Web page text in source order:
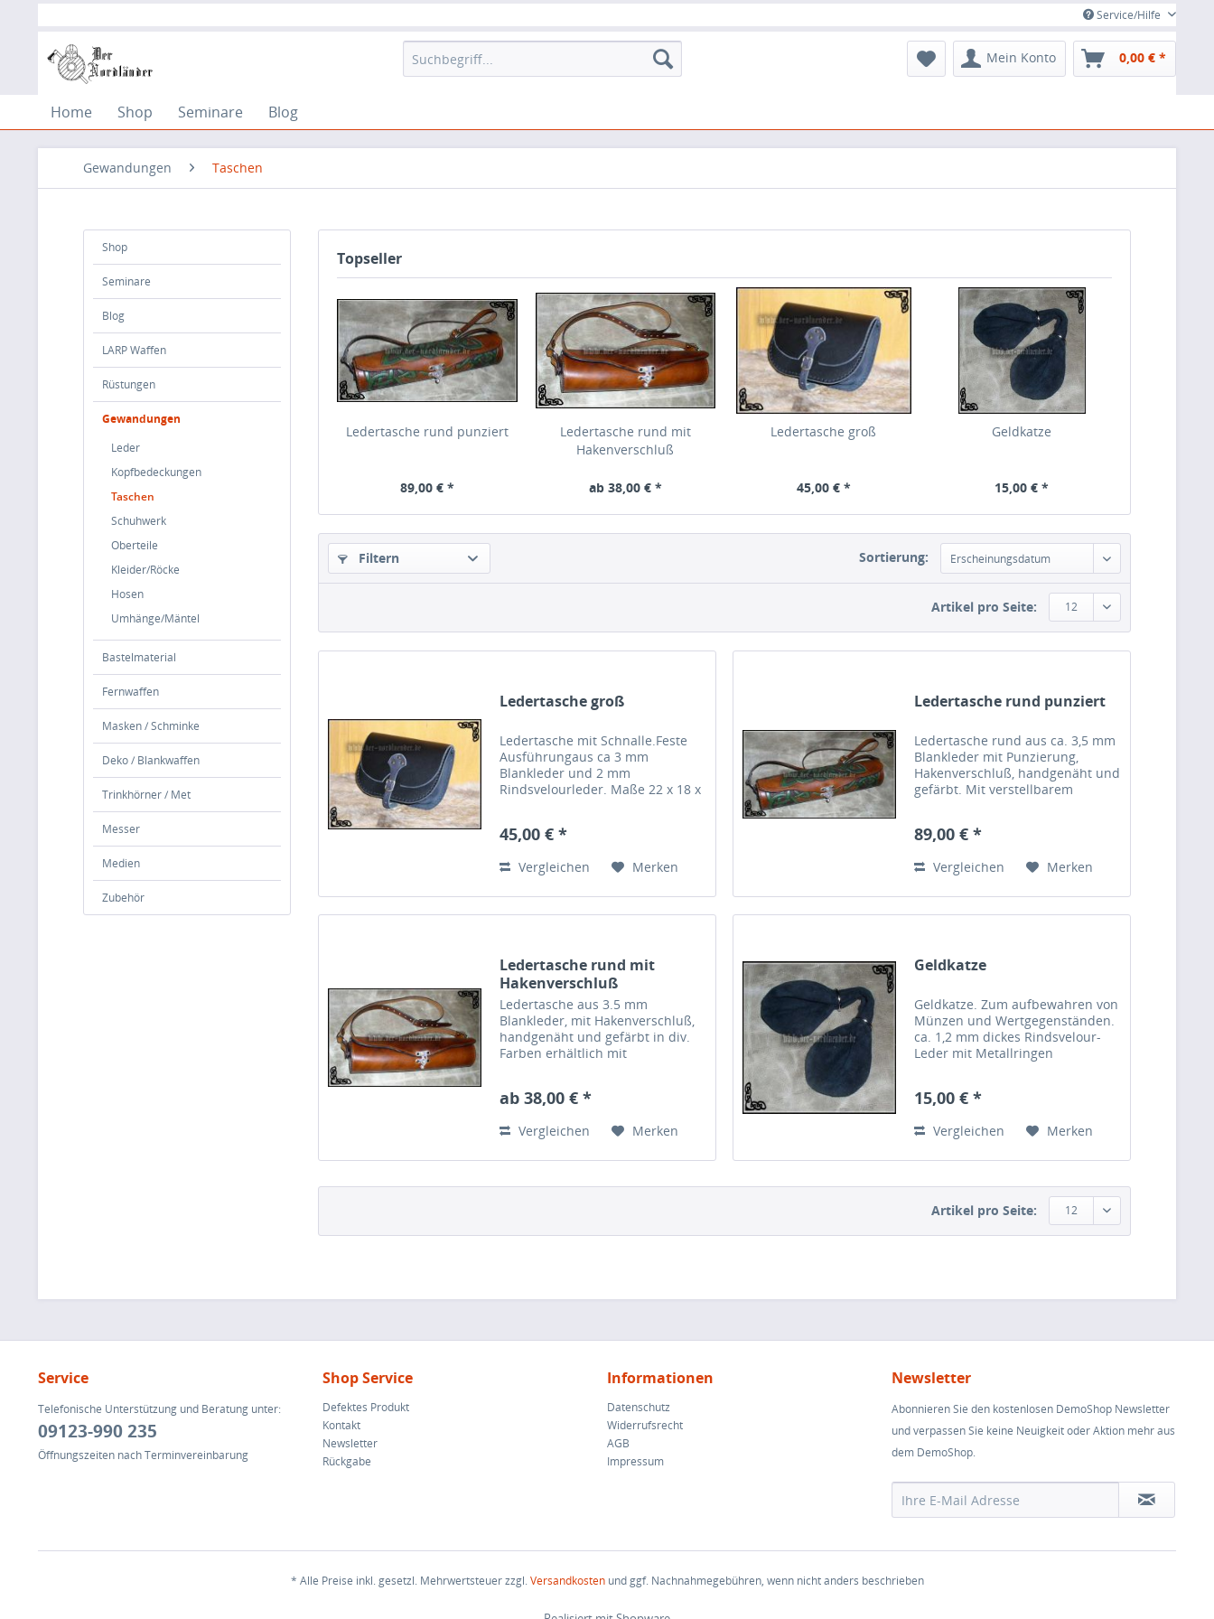
Service/Hilfe
Mein Konto 0,00 € *
Home Shop Seminare Blog
Gewandungen Taschen
Shop
Seminare
Blog
LARP Waffen
Rüstungen
Gewandungen
Leder
Kopfbedeckungen
Taschen
Schuhwerk
Oberteile
Kleider/Röcke
Hosen
Umhänge/Mäntel
Bastelmaterial
Fernwaffen
Masken / Schminke
Deko / Blankwaffen
Trinkhörner / Met
Messer
Medien
Zubehör
Topseller
Ledertasche rund punziert
89,00 € *
Ledertasche rund mit
Hakenverschluß
ab 38,00 € *
Ledertasche groß
45,00 € *
Geldkatze
15,00 € *
Filtern Sortierung: Erscheinungsdatum
Artikel pro Seite: 12
Ledertasche groß
Ledertasche mit Schnalle.Feste
Ausführungaus ca 3 mm
Blankleder und 2 mm
Rindsvelourleder. Maße 22 x 18 x
45,00 € *
Vergleichen Merken
Ledertasche rund punziert
Ledertasche rund aus ca. 3,5 mm
Blankleder mit Punzierung,
Hakenverschluß, handgenäht und
gefärbt. Mit verstellbarem
89,00 € *
Vergleichen Merken
Ledertasche rund mit
Hakenverschluß
Ledertasche aus 3.5 mm
Blankleder, mit Hakenverschluß,
handgenäht und gefärbt in div.
Farben erhältlich mit
7 cm.
ab 38,00 € *
Vergleichen Merken
Geldkatze
Geldkatze. Zum aufbewahren von
Münzen und Wertgegenständen.
ca. 1,2 mm dickes Rindsvelour-
Leder mit Metallringen
15,00 € *
Vergleichen Merken
Artikel pro Seite: 12
Service
Telefonische Unterstützung und Beratung unter:
09123-990 235
Öffnungszeiten nach Terminvereinbarung
Shop Service
Defektes Produkt
Kontakt
Newsletter
Rückgabe
Informationen
Datenschutz
Widerrufsrecht
AGB
Impressum
Newsletter
Abonnieren Sie den kostenlosen DemoShop Newsletter
und verpassen Sie keine Neuigkeit oder Aktion mehr aus
dem DemoShop.
* Alle Preise inkl. gesetzl. Mehrwertsteuer zzgl.Versandkostenund ggf. Nachnahmegebühren, wenn nicht anders beschrieben